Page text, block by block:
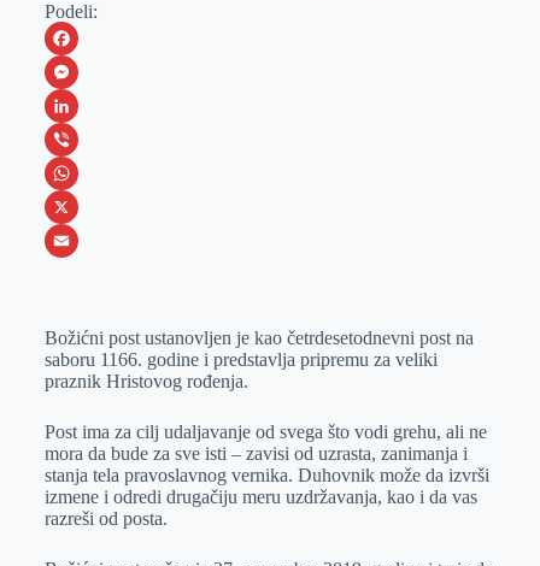
Podeli:
F
a
c
e
b
o
M
e
s
s
e
e
r
L
i
n
k
I
n
V
i
b
W
h
s
A
p
X
a
i
Božićni post ustanovljen je kao četrdesetodnevni post na
saboru 1166. godine i predstavlja pripremu za veliki
praznik Hristovog rođenja.
Post ima za cilj udaljavanje od svega što vodi grehu, ali ne
mora da bude za sve isti – zavisi od uzrasta, zanimanja i
stanja tela pravoslavnog vernika. Duhovnik može da izvrši
izmene i odredi drugačiju meru uzdržavanja, kao i da vas
razreši od posta.